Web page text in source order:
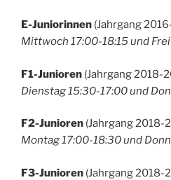
E-Juniorinnen (Jahrgang
Mittwoch 17:00-18:15 und
F1-Junioren (Jahrgang 2018-
Dienstag 15:30-17:00 und
F2-Junioren (Jahrgang 2018-
Montag 17:00-18:30 und
F3-Junioren (Jahrgang 2018-